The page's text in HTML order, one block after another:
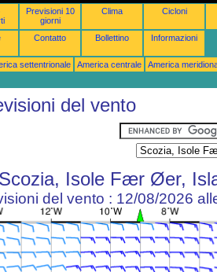
Previsioni 10
giorni
Clima Cicloni
Contatto Bollettino Informazioni
settentrionale America centrale
America
del vento
Scozia, Isole Fær Øer,
del vento : 12/08/2026